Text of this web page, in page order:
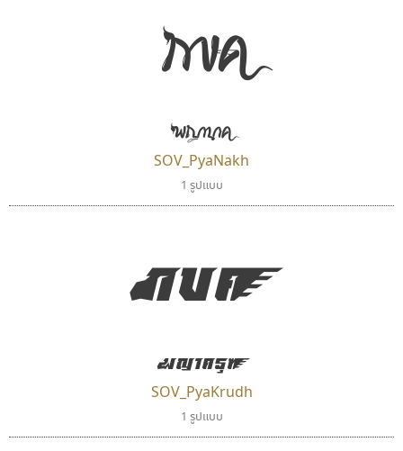
กขค
พญานาค
SOV_PyaNakh
1 รูปแบบ
กขค
พญาครุฑ
SOV_PyaKrudh
1 รูปแบบ